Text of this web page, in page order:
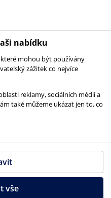
práva vyhrazena
and the
Terms of Serviceapply.
nabídku
mohou být používány
zážitek co nejvíce
reklamy, sociálních médií a
také můžeme ukázat jen to, co
vše